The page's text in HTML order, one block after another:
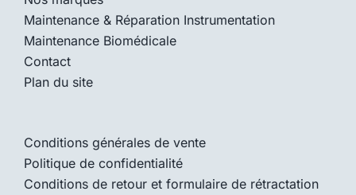
Maintenance & Réparation Instrumentation
Maintenance Biomédicale
Contact
Plan du site
Conditions générales de vente
Politique de confidentialité
Conditions de retour et formulaire de rétractation